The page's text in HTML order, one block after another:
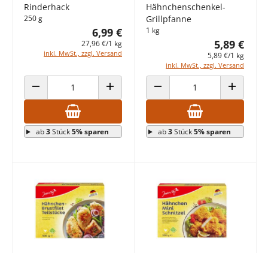
Rinderhack
250 g
6,99 €
27,96 €/1 kg
inkl. MwSt., zzgl. Versand
ANZAHL VERRINGERN ANZAHL ERHÖHEN
ab3Stück5% sparen
Hähnchenschenkel-
Grillpfanne
1 kg
5,89 €
5,89 €/1 kg
inkl. MwSt., zzgl. Versand
ANZAHL VERRINGERN ANZAHL
ab3Stück5% sparen